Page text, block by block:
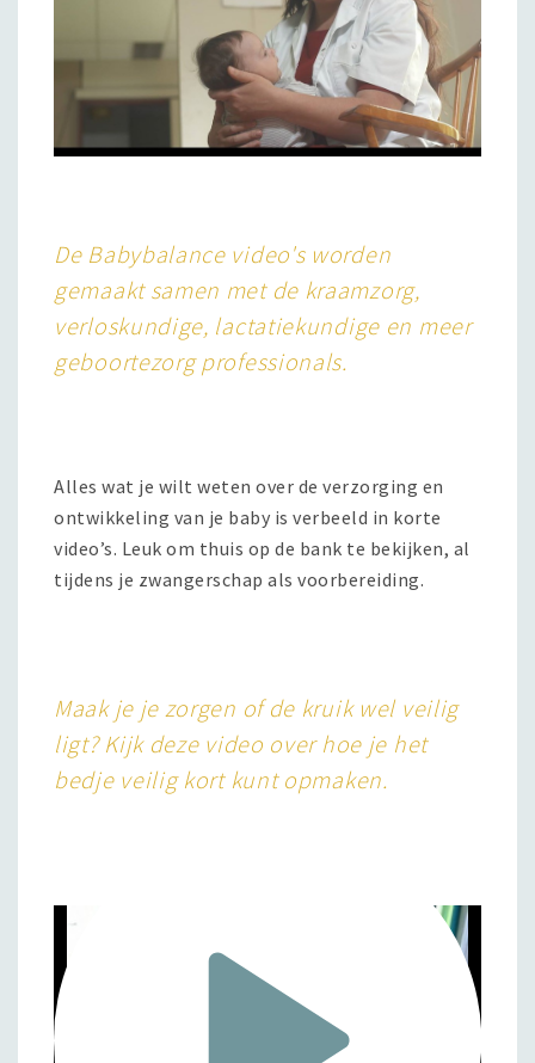
De Babybalance video's worden
gemaakt samen met de kraamzorg,
verloskundige, lactatiekundige en meer
geboortezorg professionals.
Alles wat je wilt weten over de verzorging en
ontwikkeling van je baby is verbeeld in korte
video’s. Leuk om thuis op de bank te bekijken, al
tijdens je zwangerschap als voorbereiding.
Maak je je zorgen of de kruik wel veilig
ligt? Kijk deze video over hoe je het
bedje veilig kort kunt opmaken.